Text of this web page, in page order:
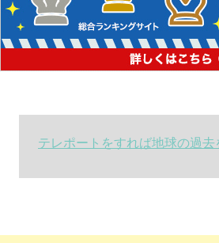
テレポートをすれば地球の過去